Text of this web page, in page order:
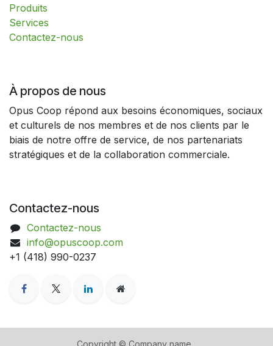
Produits
Services
Contactez-nous
À propos de nous
Opus Coop répond aux besoins économiques, sociaux
et culturels de nos membres et de nos clients par le
biais de notre offre de service, de nos partenariats
stratégiques et de la collaboration commerciale.
Contactez-nous
Contactez-nous
info@opuscoop.com
+1 (418) 990-0237
Copyright © Company name